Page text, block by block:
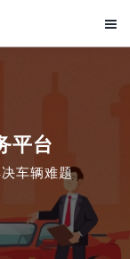

平台
车辆难题